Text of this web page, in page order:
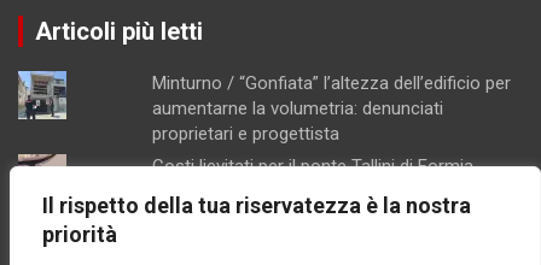
Il rispetto della tua riservatezza è la nostra
priorità
Articoli più letti
Minturno / “Gonfiata” l’altezza dell’edificio per
aumentarne la volumetria: denunciati
proprietari e progettista
Costi lievitati per il ponte Tallini di Formia,
l'analisi della consigliera Immacolata Arnone